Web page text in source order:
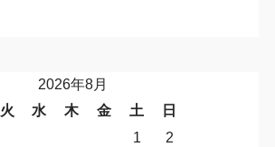
2026年8月
火 水 木 金 土 日
1
2